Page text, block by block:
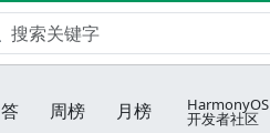
周榜 月榜 HarmonyOS
开发者社区